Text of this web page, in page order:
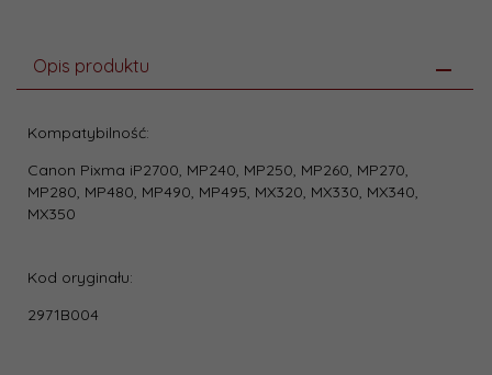
Opis produktu
Kompatybilność:
Canon Pixma iP2700, MP240, MP250, MP260, MP270,
MP280, MP480, MP490, MP495, MX320, MX330, MX340,
MX350
Kod oryginału:
2971B004